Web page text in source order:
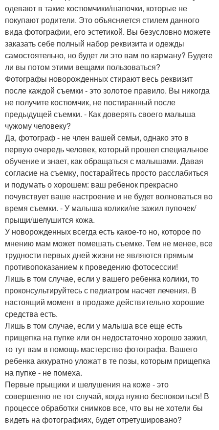
одевают в такие костюмчики/шапочки, которые не
покупают родители. Это объясняется стилем данного
вида фотографии, его эстетикой. Вы безусловно можете
заказать себе полный набор реквизита и одежды
самостоятельно, но будет ли это вам по карману? Будете
ли вы потом этими вещами пользоваться?
Фотографы новорожденных стирают весь реквизит
после каждой съемки - это золотое правило. Вы никогда
не получите костюмчик, не постиранный после
предыдущей съемки. - Как доверять своего малыша
чужому человеку?
Да, фотограф - не член вашей семьи, однако это в
первую очередь человек, который прошел специальное
обучение и знает, как обращаться с малышами. Давая
согласие на съемку, постарайтесь просто расслабиться
и подумать о хорошем: ваш ребенок прекрасно
почувствует ваше настроение и не будет волноваться во
время съемки. - У малыша колики/не зажил пупочек/
прыщи/шелушится кожа.
У новорожденных всегда есть какое-то но, которое по
мнению мам может помешать съемке. Тем не менее, все
трудности первых дней жизни не являются прямым
противопоказанием к проведению фотосессии!
Лишь в том случае, если у вашего ребенка колики, то
проконсультируйтесь с педиатром насчет лечения. В
настоящий момент в продаже действительно хорошие
средства есть.
Лишь в том случае, если у малыша все еще есть
прищепка на пупке или он недостаточно хорошо зажил,
то тут вам в помощь мастерство фотографа. Вашего
ребенка аккуратно уложат в те позы, которым прищепка
на пупке - не помеха.
Первые прыщики и шелушения на коже - это
совершенно не тот случай, когда нужно беспокоиться! В
процессе обработки снимков все, что вы не хотели бы
видеть на фотографиях, будет отретушировано?